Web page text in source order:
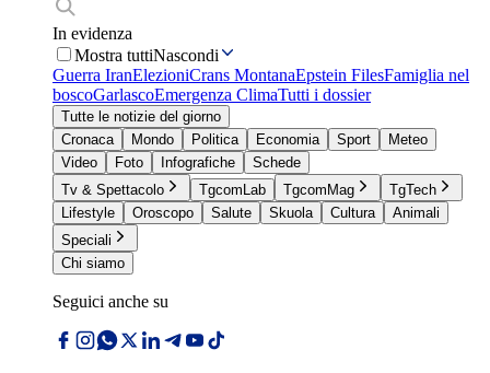
In evidenza
Mostra tuttiNascondi
Guerra IranElezioniCrans MontanaEpstein FilesFamiglia nel
boscoGarlascoEmergenza ClimaTutti i dossier
Tutte le notizie del giorno
Cronaca
Mondo Politica Economia Sport
Meteo
Video
Foto Infografiche
Schede
Tv & Spettacolo
TgcomLab TgcomMag
TgTech
Lifestyle
Oroscopo Salute Skuola Cultura
Animali
Speciali
Chi siamo
Seguici anche su